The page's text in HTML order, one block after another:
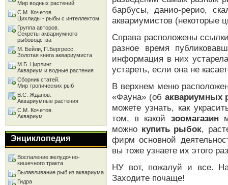
барбусы, данио-рерио,
аквариумистов (некоторые
Справа расположены
разное время
информация в них
устареть, если она не
В верхнем меню
«Фауна» (об аквариумных
можете узнать, как
том, в какой зоомагазин
можно купить рыбок,
фирм основной
вы тоже узнаете их этого
НУ вот, пожалуй и все.
Заходите почаще!
Мир водных растений
С.М. Кочетов.
Цихлиды - рыбы с интеллектом
Группа авторов.
Секреты аквариумного
рыбоводства
М. Бейли, П.Бергресс.
Золотая книга аквариумиста
М.Б. Цирлинг.
Аквариум и водные растения
Сборник статей.
Мир тропических рыб
В.С. Жданов.
Аквариумные растения
С.М. Кочетов.
Аквариум
Энциклопедия
Воспаление желудочно-
кишечного тракта
Вылавливание рыб из аквариума
Гидра